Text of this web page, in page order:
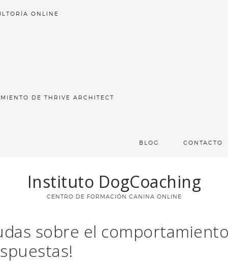
ONLINE
DE THRIVE ARCHITECT
BLOG CONTACTO
Instituto DogCoaching
CENTRO DE FORMACIÓN CANINA ONLINE
sobre el